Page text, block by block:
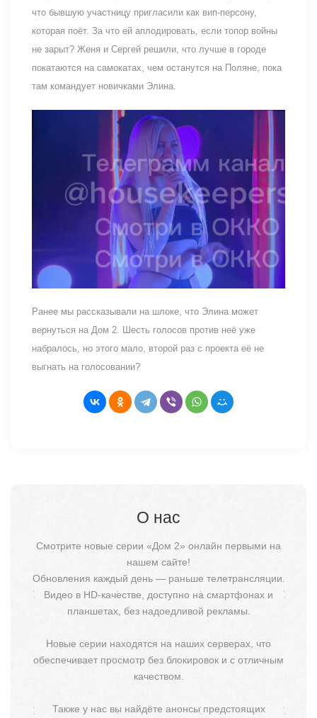
что бывшую участницу пригласили как вип-персону,
которая поёт. За что ей аплодировать, если топор войны
не зарыт? Женя и Сергей решили, что лучше в городе
покатаются на самокатах, чем останутся на Поляне, пока
там командует новичками Элина.
Ранее мы рассказывали на шлоке, что Элина может
вернуться на Дом 2. Шесть голосов против неё уже
набралось, но этого мало, второй раз с проекта её не
выгнать на голосовании?
О нас
Смотрите новые серии «Дом 2» онлайн первыми на
нашем сайте!
Обновления каждый день — раньше телетрансляции.
Видео в HD-качестве, доступно на смартфонах и
планшетах, без надоедливой рекламы.
Новые серии находятся на наших серверах, что
обеспечивает просмотр без блокировок и с отличным
качеством.
Также у нас вы найдёте анонсы предстоящих